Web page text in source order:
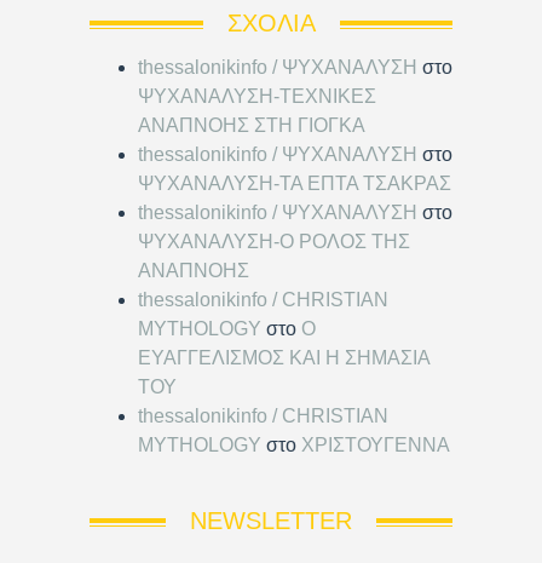
ΣΧΌΛΙΑ
thessalonikinfo / ΨΥΧΑΝΑΛΥΣΗ στο
ΨΥΧΑΝΑΛΥΣΗ-ΤΕΧΝΙΚΕΣ
ΑΝΑΠΝΟΗΣ ΣΤΗ ΓΙΟΓΚΑ
thessalonikinfo / ΨΥΧΑΝΑΛΥΣΗ στο
ΨΥΧΑΝΑΛΥΣΗ-ΤΑ ΕΠΤΑ ΤΣΑΚΡΑΣ
thessalonikinfo / ΨΥΧΑΝΑΛΥΣΗ στο
ΨΥΧΑΝΑΛΥΣΗ-Ο ΡΟΛΟΣ ΤΗΣ
ΑΝΑΠΝΟΗΣ
thessalonikinfo / CHRISTIAN
MYTHOLOGY στο Ο
ΕΥΑΓΓΕΛΙΣΜΟΣ ΚΑΙ Η ΣΗΜΑΣΙΑ
ΤΟΥ
thessalonikinfo / CHRISTIAN
MYTHOLOGY στο ΧΡΙΣΤΟΥΓΕΝΝΑ
NEWSLETTER